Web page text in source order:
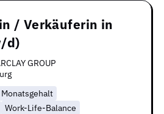
/ Verkäuferin in
d)
GROUP
Monatsgehalt
Work-Life-Balance